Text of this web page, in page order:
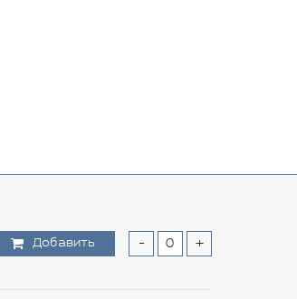
Добавить - +